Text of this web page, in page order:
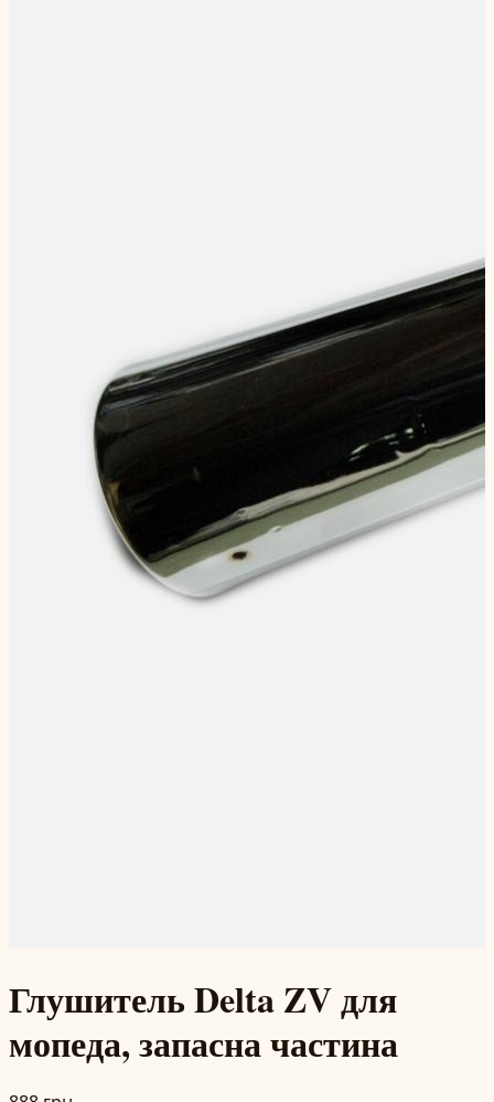
Глушитель Delta ZV для
мопеда, запасна частина